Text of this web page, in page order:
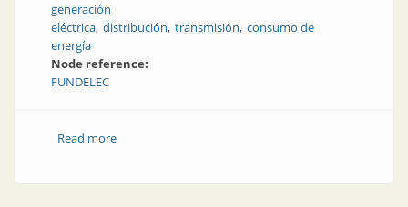
generación
eléctrica distribución transmisión consumo de
energía
Node reference:
FUNDELEC
Read moreabout Caída del consumo en mayo, aunque no tanto